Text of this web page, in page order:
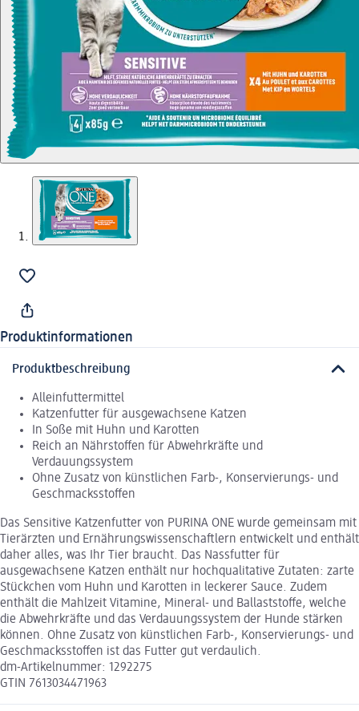
Produktinformationen
Produktbeschreibung
Alleinfuttermittel
Katzenfutter für ausgewachsene Katzen
In Soße mit Huhn und Karotten
Reich an Nährstoffen für Abwehrkräfte und
Verdauungssystem
Ohne Zusatz von künstlichen Farb-, Konservierungs- und
Geschmacksstoffen
Das Sensitive Katzenfutter von PURINA ONE wurde gemeinsam mit
Tierärzten und Ernährungswissenschaftlern entwickelt und enthält
daher alles, was Ihr Tier braucht. Das Nassfutter für
ausgewachsene Katzen enthält nur hochqualitative Zutaten: zarte
Stückchen vom Huhn und Karotten in leckerer Sauce. Zudem
enthält die Mahlzeit Vitamine, Mineral- und Ballaststoffe, welche
die Abwehrkräfte und das Verdauungssystem der Hunde stärken
können. Ohne Zusatz von künstlichen Farb-, Konservierungs- und
Geschmacksstoffen ist das Futter gut verdaulich.
dm-Artikelnummer: 1292275
GTIN 7613034471963